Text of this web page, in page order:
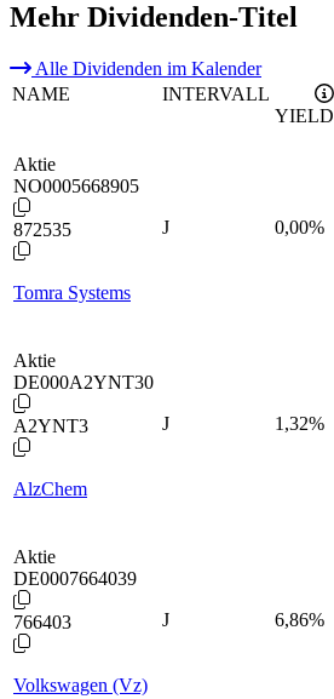
Mehr Dividenden-Titel
Alle Dividenden im Kalender
NAME
INTERVALL
YIELD
Aktie
NO0005668905
872535
Tomra Systems
J 0,00%
Aktie
DE000A2YNT30
A2YNT3
AlzChem
J 1,32%
Aktie
DE0007664039
766403
Volkswagen (Vz)
J 6,86%